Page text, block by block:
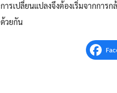
การเปลี่ยนแปลงจึงต้องเริ่มจากการ
ด้วยกัน